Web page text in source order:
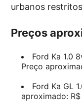
urbanos
Preços
Ford Ka 1.0
Preço
Ford Ka GL
aproximado: R$